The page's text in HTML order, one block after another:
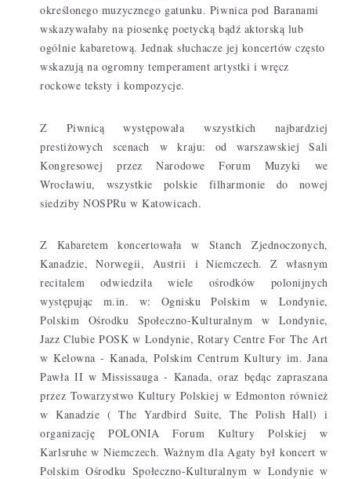
określonego muzycznego gatunku. Piwnica pod Baranami
wskazywałaby na piosenkę poetycką bądź aktorską lub
ogólnie kabaretową. Jednak słuchacze jej koncertów często
wskazują na ogromny temperament artystki i wręcz
rockowe teksty i kompozycje.
Z Piwnicą występowała wszystkich najbardziej
prestiżowych scenach w kraju: od warszawskiej Sali
Kongresowej przez Narodowe Forum Muzyki we
Wrocławiu, wszystkie polskie filharmonie do nowej
siedziby NOSPRu w Katowicach.
Z Kabaretem koncertowała w Stanch Zjednoczonych,
Kanadzie, Norwegii, Austrii i Niemczech. Z własnym
recitalem odwiedziła wiele ośrodków polonijnych
występując m.in. w: Ognisku Polskim w Londynie,
Polskim Ośrodku Społeczno-Kulturalnym w Londynie,
Jazz Clubie POSK w Londynie, Rotary Centre For The Art
w Kelowna - Kanada, Polskim Centrum Kultury im. Jana
Pawła II w Mississauga - Kanada, oraz będąc zapraszana
przez Towarzystwo Kultury Polskiej w Edmonton również
w Kanadzie ( The Yardbird Suite, The Polish Hall) i
organizację POLONIA Forum Kultury Polskiej w
Karlsruhe w Niemczech. Ważnym dla Agaty był koncert w
Polskim Ośrodku Społeczno-Kulturalnym w Londynie w